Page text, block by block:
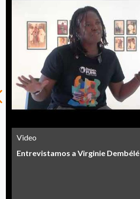
Video
Entrevistamos a Virginie Dembélé